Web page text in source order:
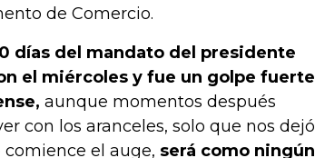
de Comercio.
días del mandato del presidente
el miércoles y fue un golpe fuerte
aunque momentos después
con los aranceles, solo que nos dejó
el auge, será como ningún